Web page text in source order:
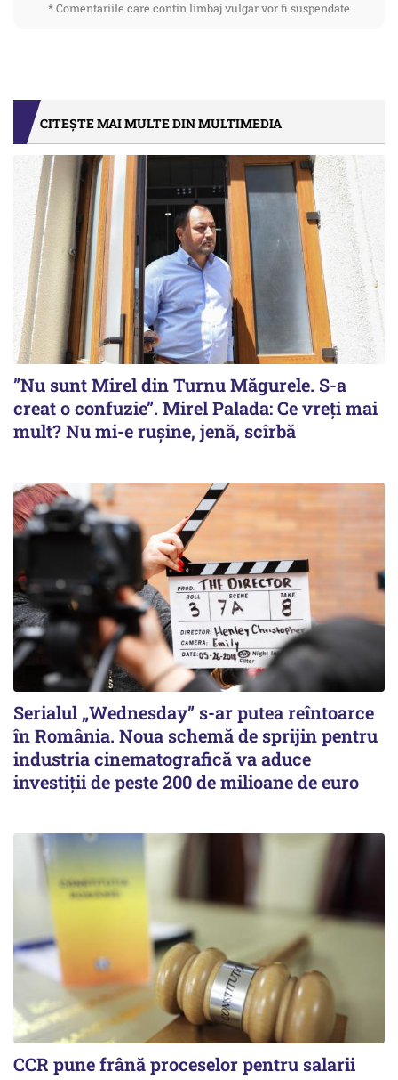
* Comentariile care contin limbaj vulgar vor fi suspendate
CITEȘTE MAI MULTE DIN MULTIMEDIA
”Nu sunt Mirel din Turnu Măgurele. S-a
creat o confuzie”. Mirel Palada: Ce vreți mai
mult? Nu mi-e rușine, jenă, scîrbă
Serialul „Wednesday” s-ar putea reîntoarce
în România. Noua schemă de sprijin pentru
industria cinematografică va aduce
investiții de peste 200 de milioane de euro
CCR pune frână proceselor pentru salarii